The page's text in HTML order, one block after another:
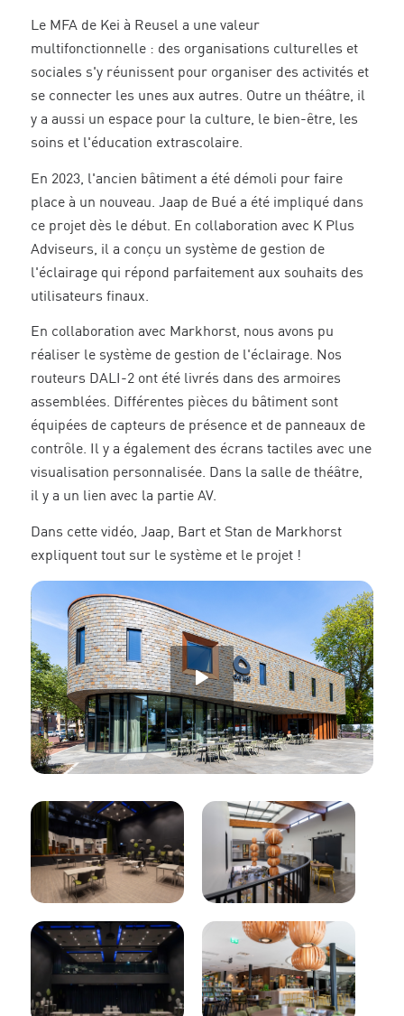
Le MFA de Kei à Reusel a une valeur
multifonctionnelle : des organisations culturelles et
sociales s'y réunissent pour organiser des activités et
se connecter les unes aux autres. Outre un théâtre, il
y a aussi un espace pour la culture, le bien-être, les
soins et l'éducation extrascolaire.
En 2023, l'ancien bâtiment a été démoli pour faire
place à un nouveau. Jaap de Bué a été impliqué dans
ce projet dès le début. En collaboration avec K Plus
Adviseurs, il a conçu un système de gestion de
l'éclairage qui répond parfaitement aux souhaits des
utilisateurs finaux.
En collaboration avec Markhorst, nous avons pu
réaliser le système de gestion de l'éclairage. Nos
routeurs DALI-2 ont été livrés dans des armoires
assemblées. Différentes pièces du bâtiment sont
équipées de capteurs de présence et de panneaux de
contrôle. Il y a également des écrans tactiles avec une
visualisation personnalisée. Dans la salle de théâtre,
il y a un lien avec la partie AV.
Dans cette vidéo, Jaap, Bart et Stan de Markhorst
expliquent tout sur le système et le projet !